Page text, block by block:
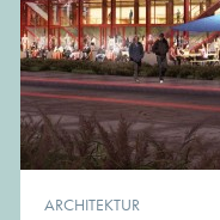
ARCHITEKTUR